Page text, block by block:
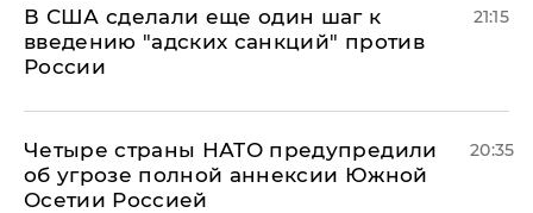
В США сделали еще один шаг к
введению "адских санкций" против
России
21:15
Четыре страны НАТО предупредили
об угрозе полной аннексии Южной
Осетии Россией
20:35